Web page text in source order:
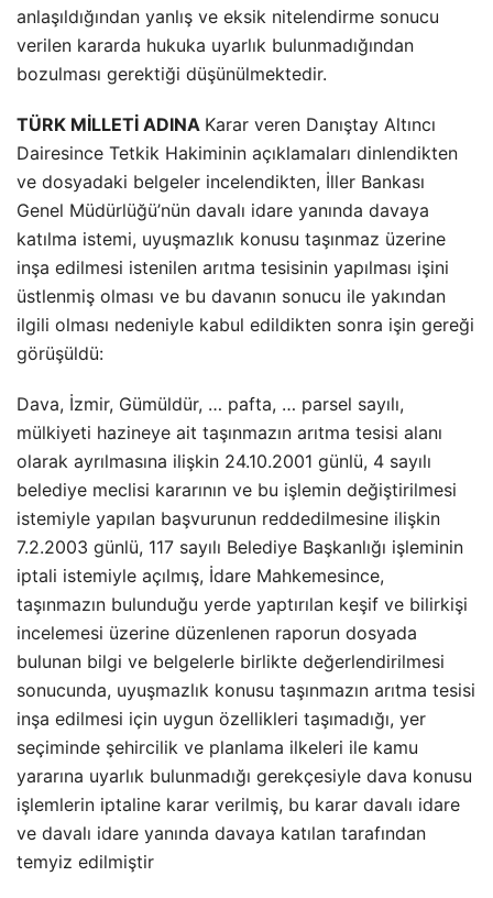
anlaşıldığından yanlış ve eksik nitelendirme sonucu
verilen kararda hukuka uyarlık bulunmadığından
bozulması gerektiği düşünülmektedir.
TÜRK MİLLETİ ADINA Karar veren Danıştay Altıncı
Dairesince Tetkik Hakiminin açıklamaları dinlendikten
ve dosyadaki belgeler incelendikten, İller Bankası
Genel Müdürlüğü’nün davalı idare yanında davaya
katılma istemi, uyuşmazlık konusu taşınmaz üzerine
inşa edilmesi istenilen arıtma tesisinin yapılması işini
üstlenmiş olması ve bu davanın sonucu ile yakından
ilgili olması nedeniyle kabul edildikten sonra işin gereği
görüşüldü:
Dava, İzmir, Gümüldür, … pafta, … parsel sayılı,
mülkiyeti hazineye ait taşınmazın arıtma tesisi alanı
olarak ayrılmasına ilişkin 24.10.2001 günlü, 4 sayılı
belediye meclisi kararının ve bu işlemin değiştirilmesi
istemiyle yapılan başvurunun reddedilmesine ilişkin
7.2.2003 günlü, 117 sayılı Belediye Başkanlığı işleminin
iptali istemiyle açılmış, İdare Mahkemesince,
taşınmazın bulunduğu yerde yaptırılan keşif ve bilirkişi
incelemesi üzerine düzenlenen raporun dosyada
bulunan bilgi ve belgelerle birlikte değerlendirilmesi
sonucunda, uyuşmazlık konusu taşınmazın arıtma tesisi
inşa edilmesi için uygun özellikleri taşımadığı, yer
seçiminde şehircilik ve planlama ilkeleri ile kamu
yararına uyarlık bulunmadığı gerekçesiyle dava konusu
işlemlerin iptaline karar verilmiş, bu karar davalı idare
ve davalı idare yanında davaya katılan tarafından
temyiz edilmiştir